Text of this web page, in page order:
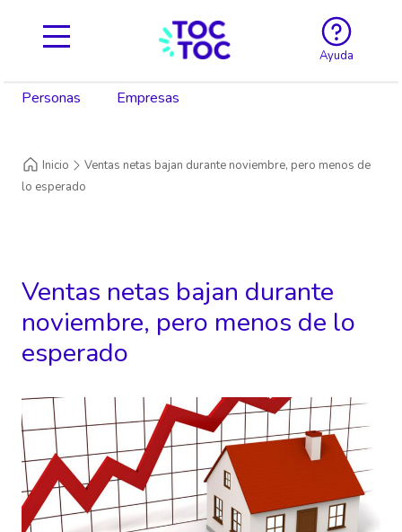
Ayuda
Personas Empresas
Inicio
Ventas netas bajan durante noviembre, pero menos de
lo esperado
Ventas netas bajan durante
noviembre, pero menos de lo
esperado